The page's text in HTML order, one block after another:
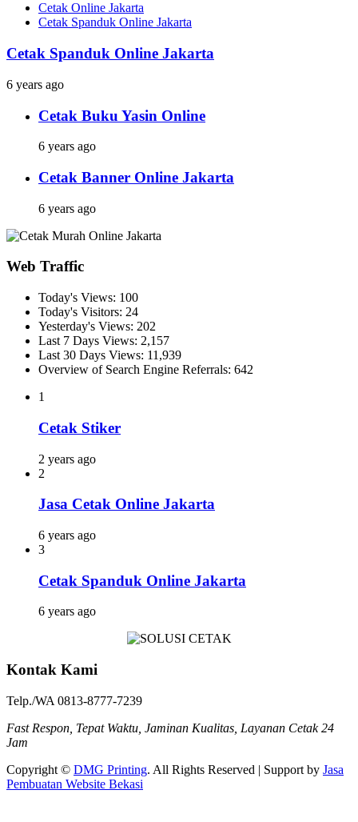
Cetak Online Jakarta
Cetak Spanduk Online Jakarta
Cetak Spanduk Online Jakarta
6 years ago
Cetak Buku Yasin Online
6 years ago
Cetak Banner Online Jakarta
6 years ago
Web Traffic
Today's Views: 100
Today's Visitors: 24
Yesterday's Views: 202
Last 7 Days Views: 2,157
Last 30 Days Views: 11,939
Overview of Search Engine Referrals: 642
1
Cetak Stiker
2 years ago
2
Jasa Cetak Online Jakarta
6 years ago
3
Cetak Spanduk Online Jakarta
6 years ago
Kontak Kami
Telp./WA 0813-8777-7239
Fast Respon, Tepat Waktu, Jaminan Kualitas, Layanan Cetak 24
Jam
Copyright © DMG Printing. All Rights Reserved | Support by Jasa
Pembuatan Website Bekasi